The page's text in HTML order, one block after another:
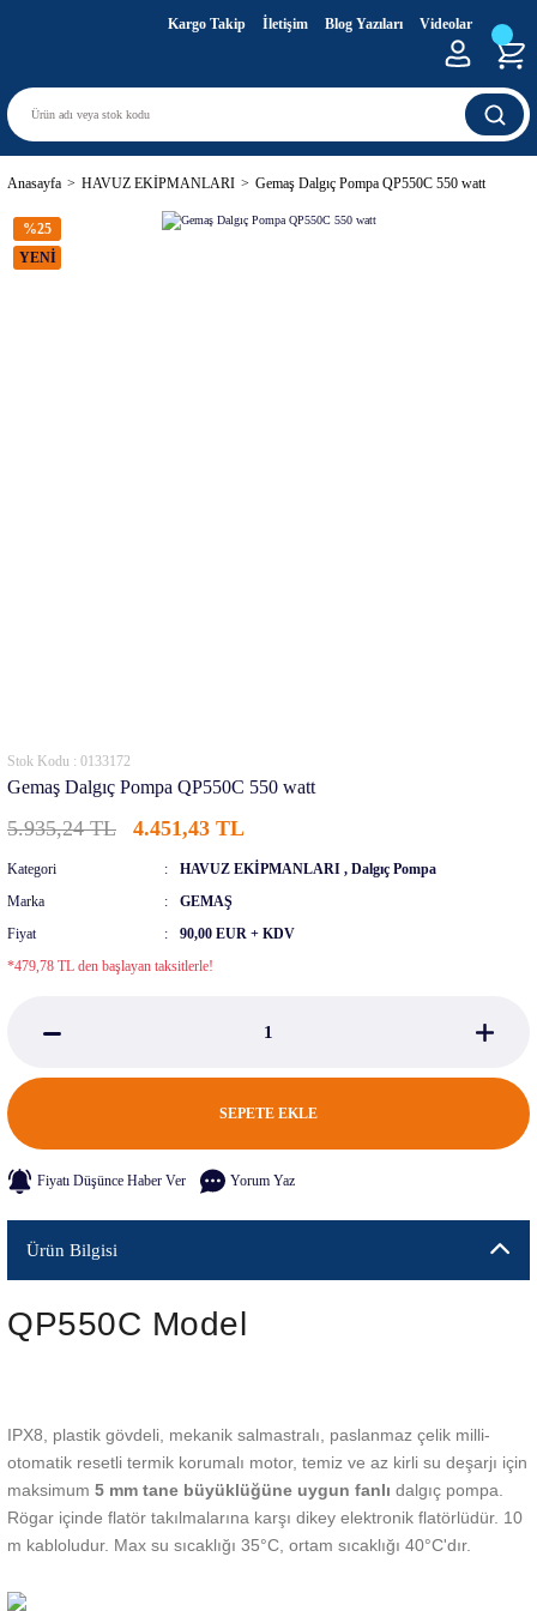
Kargo Takip İletişim Blog Yazıları Videolar
Anasayfa HAVUZ EKİPMANLARI Gemaş Dalgıç Pompa QP550C 550 watt
%25
YENİ
Stok Kodu : 0133172
Gemaş Dalgıç Pompa QP550C 550 watt
5.935,24 TL 4.451,43 TL
Kategori HAVUZ EKİPMANLARI , Dalgıç Pompa
Marka
GEMAŞ
Fiyat
90,00 EUR + KDV
*479,78 TL den başlayan taksitlerle!
SEPETE EKLE
Fiyatı Düşünce Haber Ver Yorum Yaz
Ürün Bilgisi
QP550C Model
IPX8, plastik gövdeli, mekanik salmastralı, paslanmaz çelik milli-
otomatik resetli termik korumalı motor, temiz ve az kirli su deşarjı için
maksimum 5 mm tane büyüklüğüne uygun fanlı dalgıç pompa.
Rögar içinde flatör takılmalarına karşı dikey elektronik flatörlüdür. 10
m kabloludur. Max su sıcaklığı 35°C, ortam sıcaklığı 40°C'dır.